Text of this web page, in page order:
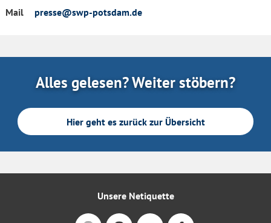
Mail
presse@swp-potsdam.de
Alles gelesen? Weiter stöbern?
Hier geht es zurück zur Übersicht
Unsere Netiquette